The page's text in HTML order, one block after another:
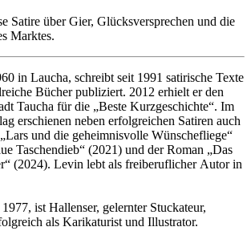
Satire über Gier, Glücksversprechen und die
Marktes.
in Laucha, schreibt seit 1991 satirische Texte
Bücher publiziert. 2012 erhielt er den
Taucha für die „Beste Kurzgeschichte“. Im
erschienen neben erfolgreichen Satiren auch
und die geheimnisvolle Wünschefliege“
Taschendieb“ (2021) und der Roman „Das
(2024). Levin lebt als freiberuflicher Autor in
1977, ist Hallenser, gelernter Stuckateur,
als Karikaturist und Illustrator.